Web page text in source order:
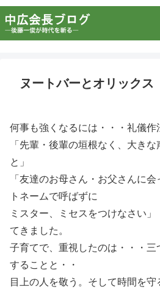
ヌートバーとオリックス
何事も強くなるには・・・礼儀作
「先輩・後輩の垣根なく、大き
と」
「友達のお母さん・お父さんに
トネームで呼ばずに
ミスター、ミセスをつけなさい
てきました。
子育てで、重視したのは・・・
することと・・
目上の人を敬う。そして時間を